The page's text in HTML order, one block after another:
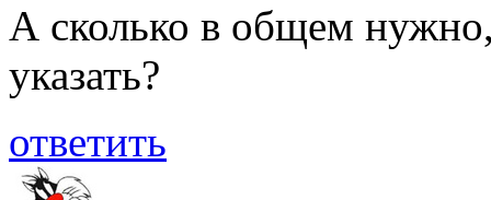
А сколько в общем
указать?
ответить